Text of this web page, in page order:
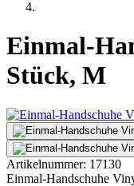
Einmal-
Stück, M
Artikelnummer: 17130
Einmal-Handschuhe